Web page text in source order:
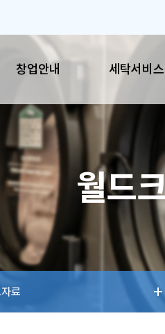
창업안내 세탁서비스
혜택과 소식
공지사항
SNS
월드
료